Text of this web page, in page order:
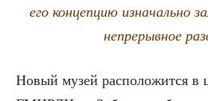
его кон­цеп­цию изна­чаль­но
непре­рыв­ное
Новый музей рас­по­ло­жит­ся в